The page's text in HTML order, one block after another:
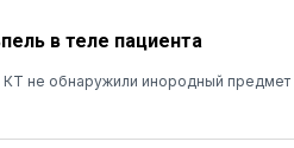
в теле пациента
КТ не обнаружили инородный предмет